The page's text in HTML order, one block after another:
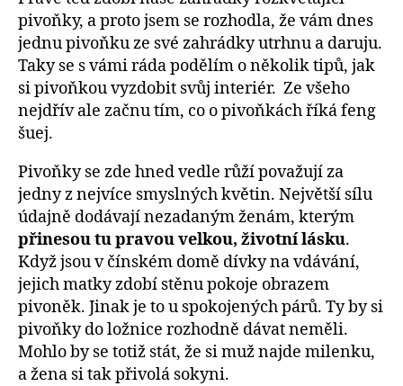
pivoňky, a proto jsem se rozhodla, že vám dnes
jednu pivoňku ze své zahrádky utrhnu a daruju.
Taky se s vámi ráda podělím o několik tipů, jak
si pivoňkou vyzdobit svůj interiér. Ze všeho
nejdřív ale začnu tím, co o pivoňkách říká feng
šuej.
Pivoňky se zde hned vedle růží považují za
jedny z nejvíce smyslných květin. Největší sílu
údajně dodávají nezadaným ženám, kterým
přinesou tu pravou velkou, životní lásku.
Když jsou v čínském domě dívky na vdávání,
jejich matky zdobí stěnu pokoje obrazem
pivoněk. Jinak je to u spokojených párů. Ty by si
pivoňky do ložnice rozhodně dávat neměli.
Mohlo by se totiž stát, že si muž najde milenku,
a žena si tak přivolá sokyni.